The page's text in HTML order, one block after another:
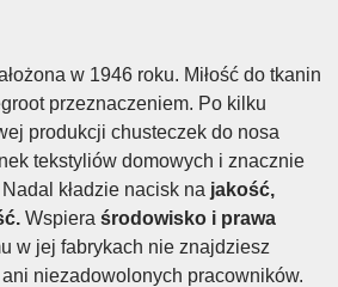
w 1946 roku. Miłość do tkanin
przeznaczeniem. Po kilku
produkcji chusteczek do nosa
tekstyliów domowych i znacznie
kładzie nacisk na jakość,
Wspiera środowisko i prawa
w jej fabrykach nie znajdziesz
niezadowolonych pracowników.